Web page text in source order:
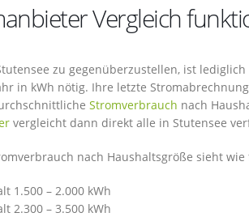
Vergleich
zu gegenüberzustellen, ist
in kWh nötig. Ihre letzte
Stromverbrauch nach
vergleicht dann direkt alle in Stutensee
nach Haushaltsgröße sieht wie
1.500 – 2.000 kWh
2.300 – 3.500 kWh